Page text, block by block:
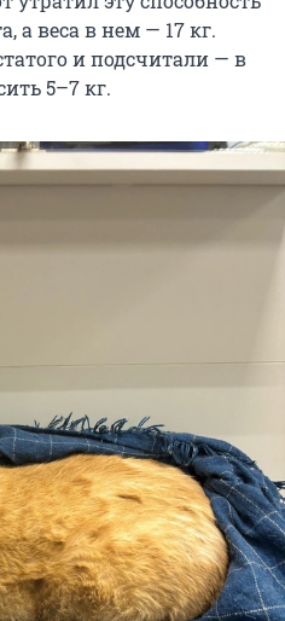
а веса в нем — 17 кг.
и подсчитали — в
5–7 кг.